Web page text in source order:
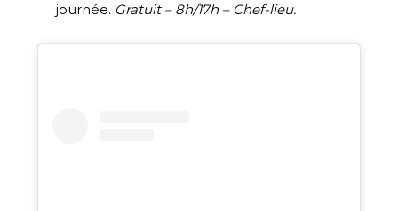
journée. Gratuit – 8h/17h – Chef-lieu.